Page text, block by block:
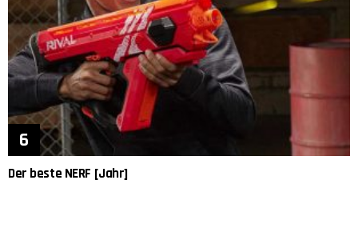
Der beste NERF [Jahr]